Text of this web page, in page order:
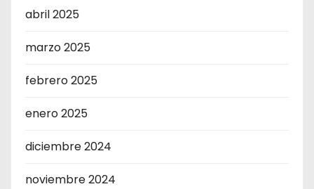
abril 2025
marzo 2025
febrero 2025
enero 2025
diciembre 2024
noviembre 2024